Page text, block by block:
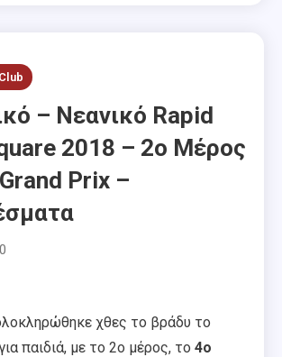
– Νεανικό Rapid
2018 – 2ο Μέρος
Prix –
0
χθες το βράδυ το
παιδιά, με το 2ο μέρος, το 4ο